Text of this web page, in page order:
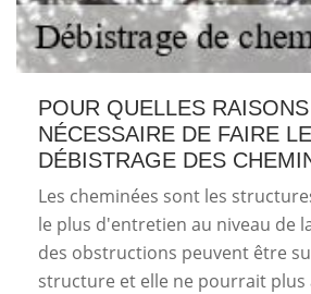
POUR QUELLES
NÉCESSAIRE DE FAIRE LE
DÉBISTRAGE DES
Les cheminées sont les
le plus d'entretien au niveau de
des obstructions peuvent être
structure et elle ne pourrait plus